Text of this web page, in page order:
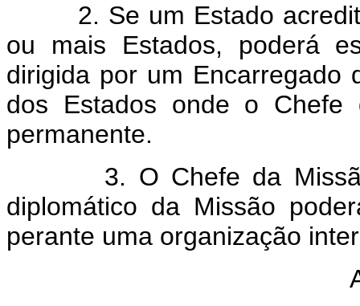
2. Se um Estado acredita
ou mais Estados, poderá
dirigida por um Encarregado
dos Estados onde o
permanente.
3. O Chefe da Missão
diplomático da Missão
perante uma organização